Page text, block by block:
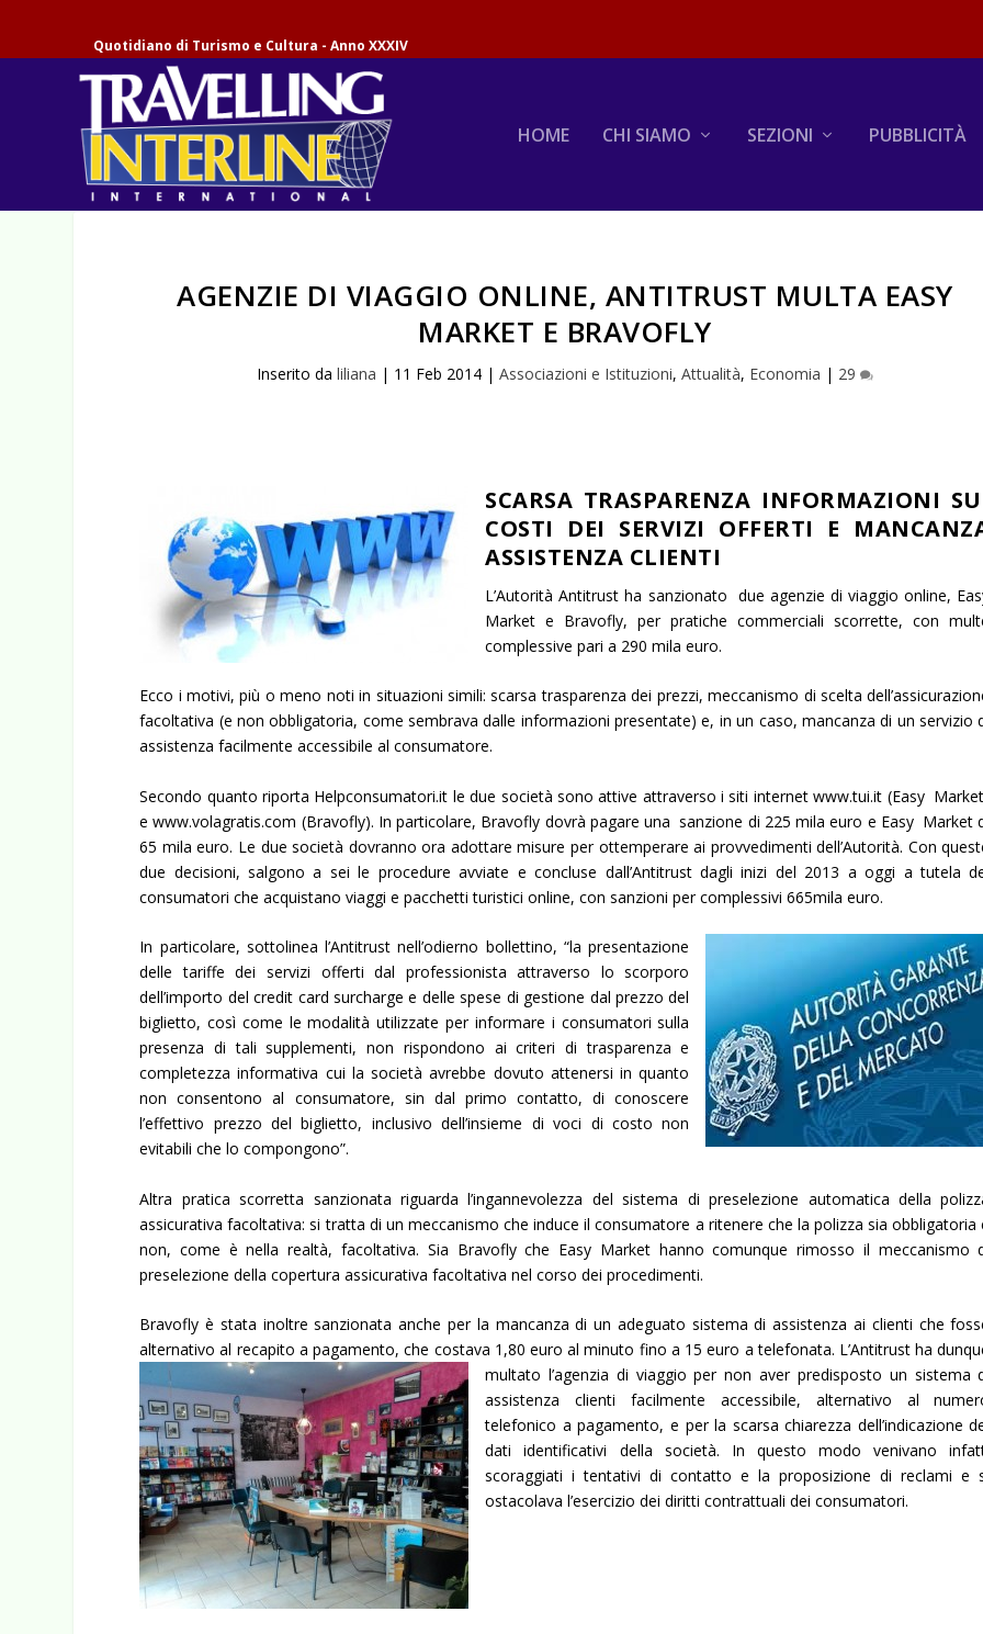
Quotidiano di Turismo e Cultura - Anno XXXIV
HOME CHI SIAMO SEZIONI PUBBLICITÀ
AGENZIE DI VIAGGIO ONLINE, ANTITRUST MULTA EASY
MARKET E BRAVOFLY
Inserito da liliana | 11 Feb 2014| Associazioni e Istituzioni, Attualità, Economia | 29
SCARSA TRASPARENZA INFORMAZIONI
COSTI DEI SERVIZI OFFERTI E
ASSISTENZA CLIENTI
L’Autorità Antitrust ha sanzionato due agenzie di viaggio online,
Market e Bravofly, per pratiche commerciali scorrette, con
complessive pari a 290 mila euro.
Ecco i motivi, più o meno noti in situazioni simili: scarsa trasparenza dei prezzi, meccanismo di scelta
facoltativa (e non obbligatoria, come sembrava dalle informazioni presentate) e, in un caso, mancanza di un servizio
assistenza facilmente accessibile al consumatore.
Secondo quanto riporta Helpconsumatori.it le due società sono attive attraverso i siti internet www.tui.it (Easy
e www.volagratis.com (Bravofly). In particolare, Bravofly dovrà pagare una sanzione di 225 mila euro e Easy Market
65 mila euro. Le due società dovranno ora adottare misure per ottemperare ai provvedimenti dell’Autorità. Con
due decisioni, salgono a sei le procedure avviate e concluse dall’Antitrust dagli inizi del 2013 a oggi a tutela
consumatori che acquistano viaggi e pacchetti turistici online, con sanzioni per complessivi 665mila euro.
In particolare, sottolinea l’Antitrust nell’odierno bollettino, “la presentazione
delle tariffe dei servizi offerti dal professionista attraverso lo scorporo
dell’importo del credit card surcharge e delle spese di gestione dal prezzo del
biglietto, così come le modalità utilizzate per informare i consumatori sulla
presenza di tali supplementi, non rispondono ai criteri di trasparenza e
completezza informativa cui la società avrebbe dovuto attenersi in quanto
non consentono al consumatore, sin dal primo contatto, di conoscere
l’effettivo prezzo del biglietto, inclusivo dell’insieme di voci di costo non
evitabili che lo compongono”.
Altra pratica scorretta sanzionata riguarda l’ingannevolezza del sistema di preselezione automatica della
assicurativa facoltativa: si tratta di un meccanismo che induce il consumatore a ritenere che la polizza sia obbligatoria
non, come è nella realtà, facoltativa. Sia Bravofly che Easy Market hanno comunque rimosso il meccanismo
preselezione della copertura assicurativa facoltativa nel corso dei procedimenti.
Bravofly è stata inoltre sanzionata anche per la mancanza di un adeguato sistema di assistenza ai clienti che
alternativo al recapito a pagamento, che costava 1,80 euro al minuto fino a 15 euro a telefonata. L’Antitrust ha
multato l’agenzia di viaggio per non aver predisposto un sistema
assistenza clienti facilmente accessibile, alternativo al
telefonico a pagamento, e per la scarsa chiarezza dell’indicazione
dati identificativi della società. In questo modo venivano
scoraggiati i tentativi di contatto e la proposizione di reclami e
ostacolava l’esercizio dei diritti contrattuali dei consumatori.